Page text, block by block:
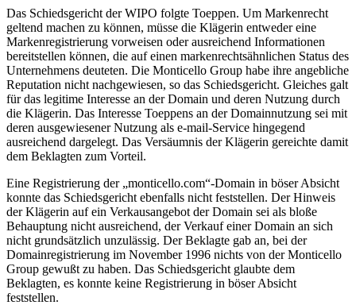
Das Schiedsgericht der WIPO folgte Toeppen. Um Markenrecht
geltend machen zu können, müsse die Klägerin entweder eine
Markenregistrierung vorweisen oder ausreichend Informationen
bereitstellen können, die auf einen markenrechtsähnlichen Status des
Unternehmens deuteten. Die Monticello Group habe ihre angebliche
Reputation nicht nachgewiesen, so das Schiedsgericht. Gleiches galt
für das legitime Interesse an der Domain und deren Nutzung durch
die Klägerin. Das Interesse Toeppens an der Domainnutzung sei mit
deren ausgewiesener Nutzung als e-mail-Service hingegend
ausreichend dargelegt. Das Versäumnis der Klägerin gereichte damit
dem Beklagten zum Vorteil.
Eine Registrierung der „monticello.com“-Domain in böser Absicht
konnte das Schiedsgericht ebenfalls nicht feststellen. Der Hinweis
der Klägerin auf ein Verkausangebot der Domain sei als bloße
Behauptung nicht ausreichend, der Verkauf einer Domain an sich
nicht grundsätzlich unzulässig. Der Beklagte gab an, bei der
Domainregistrierung im November 1996 nichts von der Monticello
Group gewußt zu haben. Das Schiedsgericht glaubte dem
Beklagten, es konnte keine Registrierung in böser Absicht
feststellen.